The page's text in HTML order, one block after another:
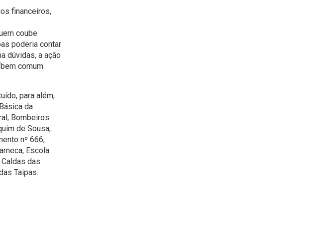
financeiros,
coube
poderia contar
dúvidas, a ação
comum
para além,
da
Bombeiros
de Sousa,
nº 666,
Escola
das
Taipas.